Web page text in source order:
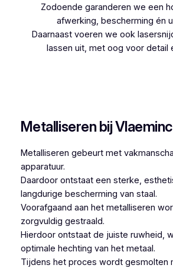
Zodoende garanderen we een
afwerking, bescherming én
Daarnaast voeren we ook
lassen uit, met oog voor detail
Metalliseren bij
Metalliseren gebeurt met
apparatuur.
Daardoor ontstaat een sterke,
langdurige bescherming van staal.
Voorafgaand aan het metalliseren
zorgvuldig gestraald.
Hierdoor ontstaat de juiste ruwheid,
optimale hechting van het metaal.
Tijdens het proces wordt gesmolten